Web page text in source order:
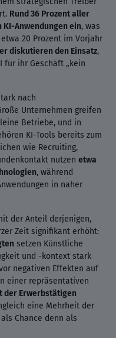
Rund 36 Prozent aller
KI-Anwendungen ein, was
20 Prozent im Vorjahr
diskutieren den Einsatz,
für ihr Geschäft „kein
nach
Unternehmen greifen
Betriebe, und in
KI-Tools bereits zum
wie Recruiting,
nutzen etwa
, während
in naher
der Anteil derjenigen,
Zeit signifikant erhöht:
setzen Künstliche
und -kontext stark
negativen Effekten auf
einer repräsentativen
der Erwerbstätigen
eine Mehrheit der
Chance denn als